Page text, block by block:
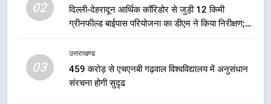
02
दिल्ली-देहरादून आर्थिक कॉरिडोर से जुड़ी 12 किमी
ग्रीनफील्ड बाईपास परियोजना का डीएम ने किया निरीक्षण;
सुरक्षा मानकों से कोई समझौता नहींः डीएम
03
उत्तराखण्ड
459 करोड़ से एचएनबी गढ़वाल विश्वविद्यालय में अनुसंधान
संरचना होगी सुदृढ
की हुई समीक्षा
उत्तराखण्ड
बैरागीवाला हत्याकांड के फरार चल रहे
अभियुक्त को दून पुलिस ने हरिद्वार से किया
गिरफ्तार